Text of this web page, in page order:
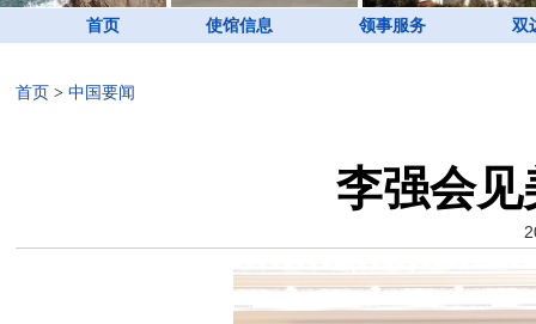
首页 使馆信息 领事服务 双
首页 > 中国要闻
李强会